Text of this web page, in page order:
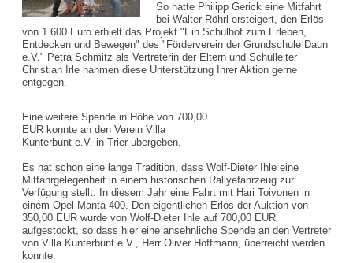
So hatte Philipp Gerick eine Mitfahrt
bei Walter Röhrl ersteigert, den Erlös
von 1.600 Euro erhielt das Projekt "Ein Schulhof zum Erleben,
Entdecken und Bewegen" des "Förderverein der Grundschule Daun
e.V." Petra Schmitz als Vertreterin der Eltern und Schulleiter
Christian Irle nahmen diese Unterstützung Ihrer Aktion gerne
entgegen.
Eine weitere Spende in Höhe von 700,00
EUR konnte an den Verein Villa
Kunterbunt e.V. in Trier übergeben.
Es hat schon eine lange Tradition, dass Wolf-Dieter Ihle eine
Mitfahrgelegenheit in einem historischen Rallyefahrzeug zur
Verfügung stellt. In diesem Jahr eine Fahrt mit Hari Toivonen in
einem Opel Manta 400. Den eigentlichen Erlös der Auktion von
350,00 EUR wurde von Wolf-Dieter Ihle auf 700,00 EUR
aufgestockt, so dass hier eine ansehnliche Spende an den Vertreter
von Villa Kunterbunt e.V., Herr Oliver Hoffmann, überreicht werden
konnte.